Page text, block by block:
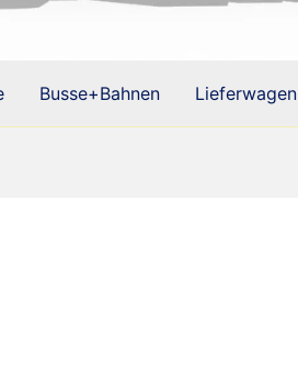
Busse+Bahnen Lieferwagen